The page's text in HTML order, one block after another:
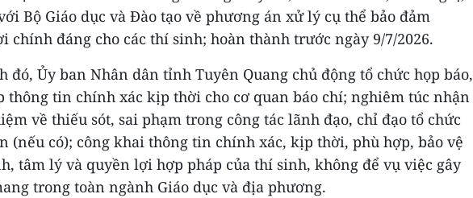
Bộ Giáo dục và Đào tạo về phương án xử lý cụ thể bảo đảm
chính đáng cho các thí sinh; hoàn thành trước ngày 9/7/2026.
đó, Ủy ban Nhân dân tỉnh Tuyên Quang chủ động tổ chức họp báo,
thông tin chính xác kịp thời cho cơ quan báo chí; nghiêm túc nhận
về thiếu sót, sai phạm trong công tác lãnh đạo, chỉ đạo tổ chức
(nếu có); công khai thông tin chính xác, kịp thời, phù hợp, bảo vệ
tâm lý và quyền lợi hợp pháp của thí sinh, không để vụ việc gây
trong toàn ngành Giáo dục và địa phương.